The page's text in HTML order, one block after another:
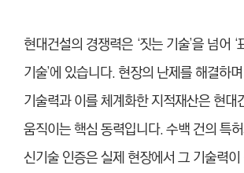
현대건설의 경쟁력은 ‘짓는 기술’을 넘어
기술’에 있습니다. 현장의 난제를 해결하
기술력과 이를 체계화한 지적재산은 현대
움직이는 핵심 동력입니다. 수백 건의 특
신기술 인증은 실제 현장에서 그 기술력